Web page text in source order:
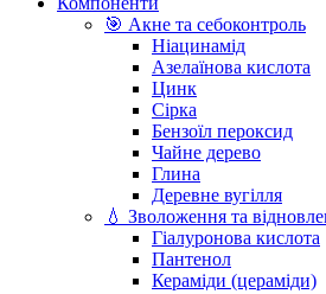
🎯 Акне та себоконтроль
Ніацинамід
Азелаїнова кислота
Цинк
Сірка
Бензоїл пероксид
Чайне дерево
Глина
Деревне вугілля
💧 Зволоження та
Гіалуронова кислота
Пантенол
Кераміди (цераміди)